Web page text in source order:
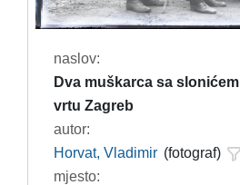
naslov:
Dva muškarca sa
vrtu Zagreb
autor:
Horvat, Vladimir (fotograf)
mjesto: